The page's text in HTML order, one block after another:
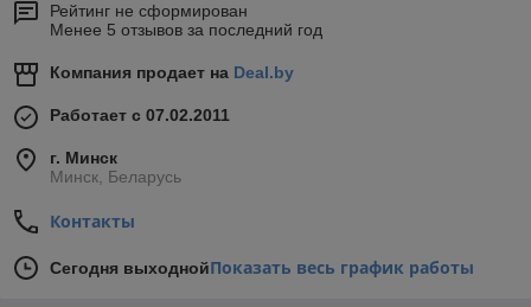
Рейтинг не сформирован
Менее 5 отзывов за последний год
Компания продает на Deal.by
Работает с 07.02.2011
г. Минск
Минск, Беларусь
Контакты
Сегодня выходнойПоказать весь график работы